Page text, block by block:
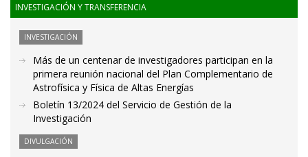
INVESTIGACIÓN Y TRANSFERENCIA
INVESTIGACIÓN
Más de un centenar de investigadores participan en la
primera reunión nacional del Plan Complementario de
Astrofísica y Física de Altas Energías
Boletín 13/2024 del Servicio de Gestión de la
Investigación
DIVULGACIÓN